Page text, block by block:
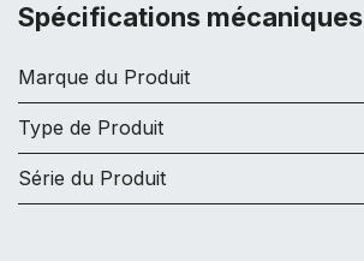
Spécifications mécaniques
Marque du Produit
Type de Produit
Série du Produit